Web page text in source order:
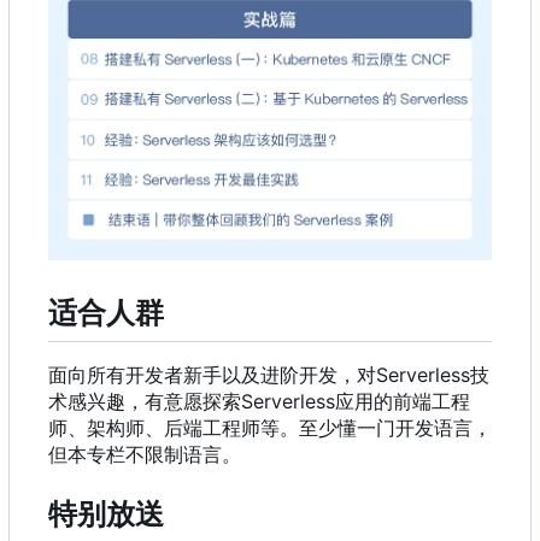
适合人群
面向所有开发者新手以及进阶开发 ， 对Serverless技
术感兴趣 ， 有意愿探索Serverless应用的前端工程
师、架构师、后端工程师等。至少懂一门开发语言 ，
但本专栏不限制语言。
特别放送